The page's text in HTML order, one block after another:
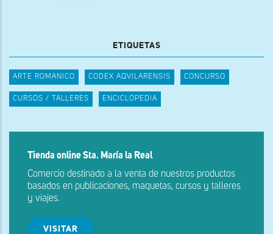
ETIQUETAS
ARTE ROMANICO CODEX AQVILARENSIS CONCURSO
CURSOS / TALLERES ENCICLOPEDIA
Tienda online Sta. María la Real
Comercio destinado a la venta de nuestros productos
basados en publicaciones, maquetas, cursos y talleres
y viajes.
VISITAR